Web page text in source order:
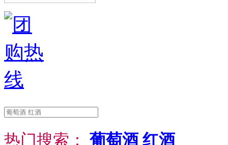
热门搜索： 葡萄酒 红酒